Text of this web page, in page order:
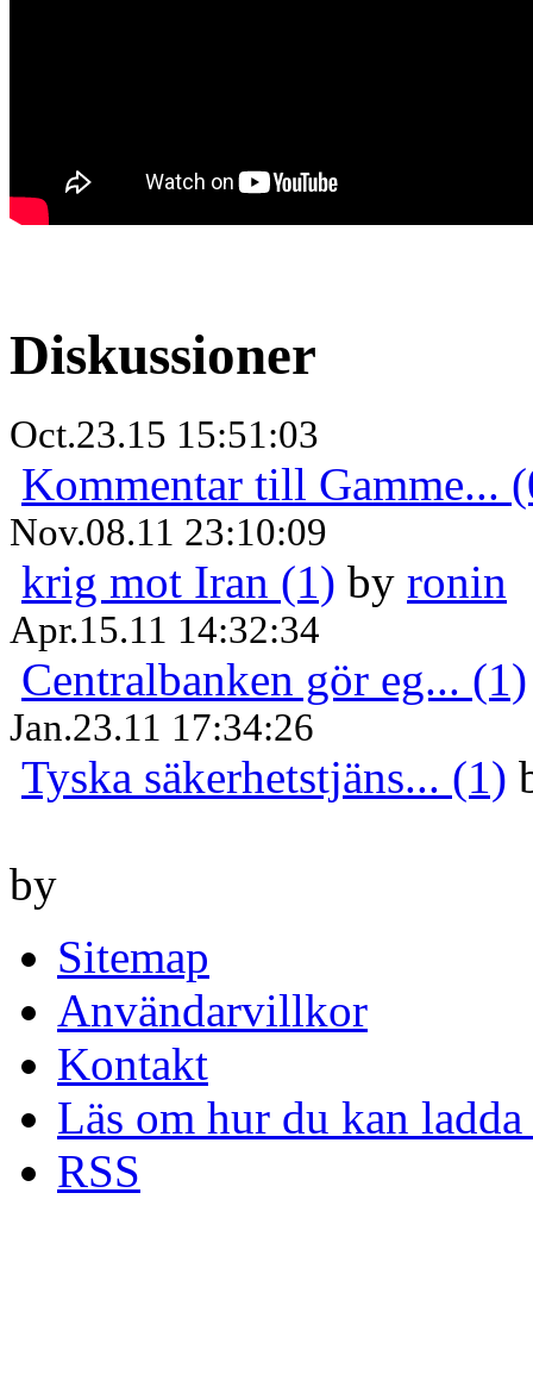
Diskussioner
Oct.23.15 15:51:03
Kommentar till Gamme...
Nov.08.11 23:10:09
krig mot Iran (1) by ronin
Apr.15.11 14:32:34
Centralbanken gör eg... (1)
Jan.23.11 17:34:26
Tyska säkerhetstjäns... (1)
by
Sitemap
Användarvillkor
Kontakt
Läs om hur du kan
RSS